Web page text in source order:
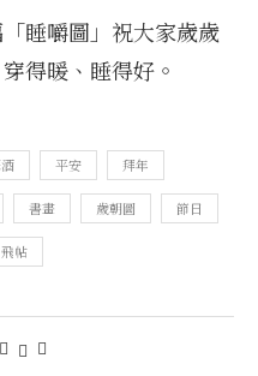
睡嚼圖」祝大家歲歲
得暖、睡得好。
平安 拜年
書畫 歲朝圖 節日
飛帖